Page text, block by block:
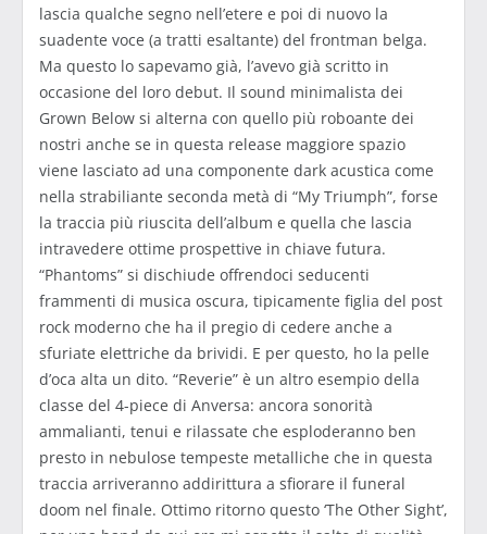
lascia qualche segno nell’etere e poi di nuovo la
suadente voce (a tratti esaltante) del frontman belga.
Ma questo lo sapevamo già, l’avevo già scritto in
occasione del loro debut. Il sound minimalista dei
Grown Below si alterna con quello più roboante dei
nostri anche se in questa release maggiore spazio
viene lasciato ad una componente dark acustica come
nella strabiliante seconda metà di “My Triumph”, forse
la traccia più riuscita dell’album e quella che lascia
intravedere ottime prospettive in chiave futura.
“Phantoms” si dischiude offrendoci seducenti
frammenti di musica oscura, tipicamente figlia del post
rock moderno che ha il pregio di cedere anche a
sfuriate elettriche da brividi. E per questo, ho la pelle
d’oca alta un dito. “Reverie” è un altro esempio della
classe del 4-piece di Anversa: ancora sonorità
ammalianti, tenui e rilassate che esploderanno ben
presto in nebulose tempeste metalliche che in questa
traccia arriveranno addirittura a sfiorare il funeral
doom nel finale. Ottimo ritorno questo ‘The Other Sight’,